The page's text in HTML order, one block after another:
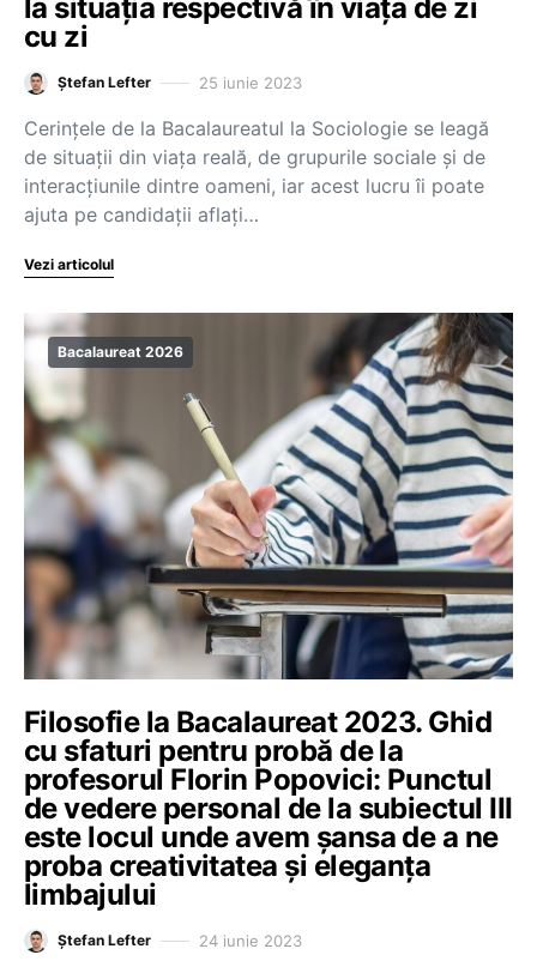
la situația respectivă în viața de zi
cu zi
Ștefan Lefter 25 iunie 2023
Cerințele de la Bacalaureatul la Sociologie se leagă
de situații din viața reală, de grupurile sociale și de
interacțiunile dintre oameni, iar acest lucru îi poate
ajuta pe candidații aflați…
Vezi articolul
Bacalaureat 2026
Filosofie la Bacalaureat 2023. Ghid
cu sfaturi pentru probă de la
profesorul Florin Popovici: Punctul
de vedere personal de la subiectul III
este locul unde avem șansa de a ne
proba creativitatea și eleganța
limbajului
Ștefan Lefter 24 iunie 2023